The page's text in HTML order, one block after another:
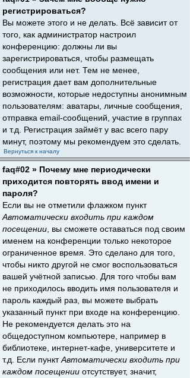
регистрироваться?
Вы можете этого и не делать. Всё зависит от
того, как администратор настроил
конференцию: должны ли вы
зарегистрироваться, чтобы размещать
сообщения или нет. Тем не менее,
регистрация дает вам дополнительные
возможности, которые недоступны анонимным
пользователям: аватары, личные сообщения,
отправка email-сообщений, участие в группах
и т.д. Регистрация займёт у вас всего пару
минут, поэтому мы рекомендуем это сделать.
Вернуться к началу
faq#02 » Почему мне периодически
приходится повторять ввод имени и
пароля?
Если вы не отметили флажком пункт
Автоматически входить при каждом
посещении , вы сможете оставаться под своим
именем на конференции только некоторое
ограниченное время. Это сделано для того,
чтобы никто другой не смог воспользоваться
вашей учётной записью. Для того чтобы вам
не приходилось вводить имя пользователя и
пароль каждый раз, вы можете выбрать
указанный пункт при входе на конференцию.
Не рекомендуется делать это на
общедоступном компьютере, например в
библиотеке, интернет-кафе, университете и
т.д. Если пунктАвтоматически входить при
каждом посещении отсутствует, значит,